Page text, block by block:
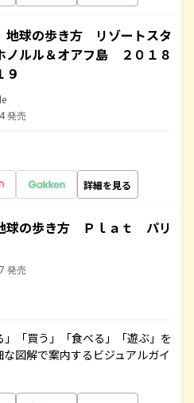
球の歩き方 リゾートスタ
ルル＆オアフ島 ２０１８
９
発売
詳細を見る
球の歩き方 Ｐｌａｔ パリ
発売
「買う」「食べる」「遊ぶ」を
図解で案内するビジュアルガイ